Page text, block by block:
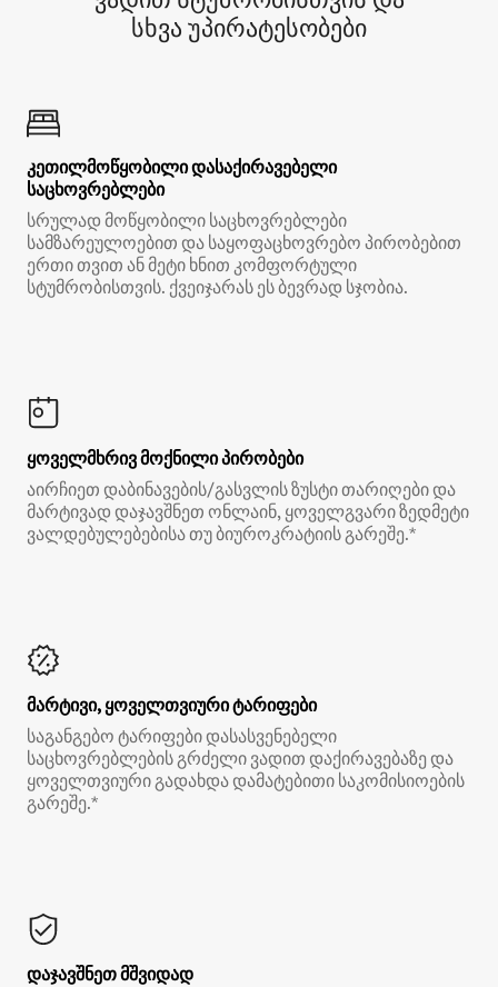
სხვა უპირატესობები
კეთილმოწყობილი დასაქირავებელი
საცხოვრებლები
სრულად მოწყობილი საცხოვრებლები
სამზარეულოებით და საყოფაცხოვრებო პირობებით
ერთი თვით ან მეტი ხნით კომფორტული
სტუმრობისთვის. ქვეიჯარას ეს ბევრად სჯობია.
ყოველმხრივ მოქნილი პირობები
აირჩიეთ დაბინავების/გასვლის ზუსტი თარიღები და
მარტივად დაჯავშნეთ ონლაინ, ყოველგვარი ზედმეტი
ვალდებულებებისა თუ ბიუროკრატიის გარეშე.*
მარტივი, ყოველთვიური ტარიფები
საგანგებო ტარიფები დასასვენებელი
საცხოვრებლების გრძელი ვადით დაქირავებაზე და
ყოველთვიური გადახდა დამატებითი საკომისიოების
გარეშე.*
დაჯავშნეთ მშვიდად